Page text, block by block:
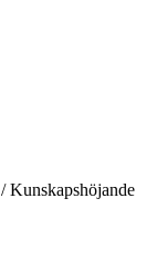
/Kunskapshöjande